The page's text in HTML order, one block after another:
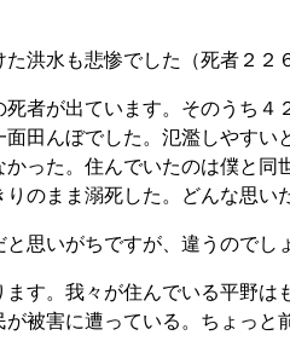
水も悲惨でした（死者２２
者が出ています。そのうち４
田んぼでした。氾濫しやすい
った。住んでいたのは僕と同
のまま溺死した。どんな思い
思いがちですが、違うのでし
す。我々が住んでいる平野は
被害に遭っている。ちょっと